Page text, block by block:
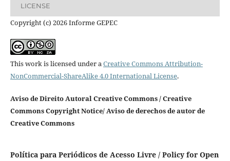
LICENSE
Copyright (c) 2026 Informe GEPEC
This work is licensed under aCreative Commons Attribution-
NonCommercial-ShareAlike 4.0 International License.
Aviso de Direito Autoral Creative Commons / Creative
Commons Copyright Notice/ Aviso de derechos de autor de
Creative Commons
Política para Periódicos de Acesso Livre / Policy for Open